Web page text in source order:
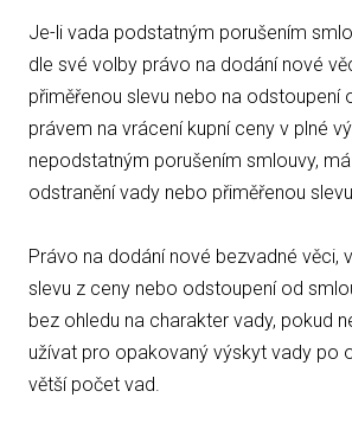
Je-li vada podstatným porušením
dle své volby právo na dodání nové
přiměřenou slevu nebo na odstoupení
právem na vrácení kupní ceny v plné
nepodstatným porušením smlouvy,
odstranění vady nebo přiměřenou
Právo na dodání nové bezvadné věci,
slevu z ceny nebo odstoupení od
bez ohledu na charakter vady, pokud
užívat pro opakovaný výskyt vady po
větší počet vad.